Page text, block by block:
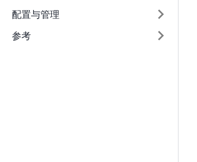
配置与管理
参考